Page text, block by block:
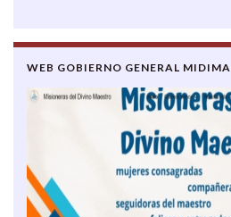
WEB GOBIERNO GENERAL MIDIMA